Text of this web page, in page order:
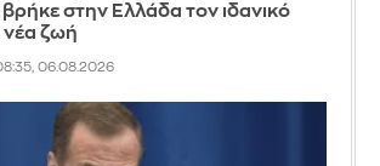
βρήκε στην Ελλάδα τον ιδανικό
νέα ζωή
06.08.2026